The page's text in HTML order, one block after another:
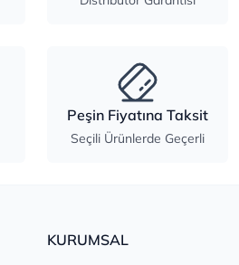
Peşin Fiyatına Taksit
Seçili Ürünlerde Geçerli
KURUMSAL